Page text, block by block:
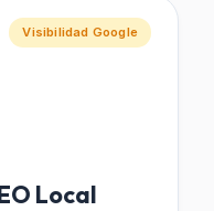
Visibilidad Google
Local